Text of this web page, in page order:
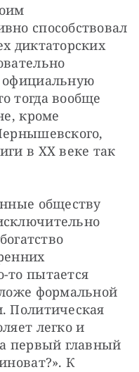
способствовал
диктаторских
официальную
тогда вообще
кроме
в XX веке так
обществу
то пытается
формальной
Политическая
легко и
первый главный
К